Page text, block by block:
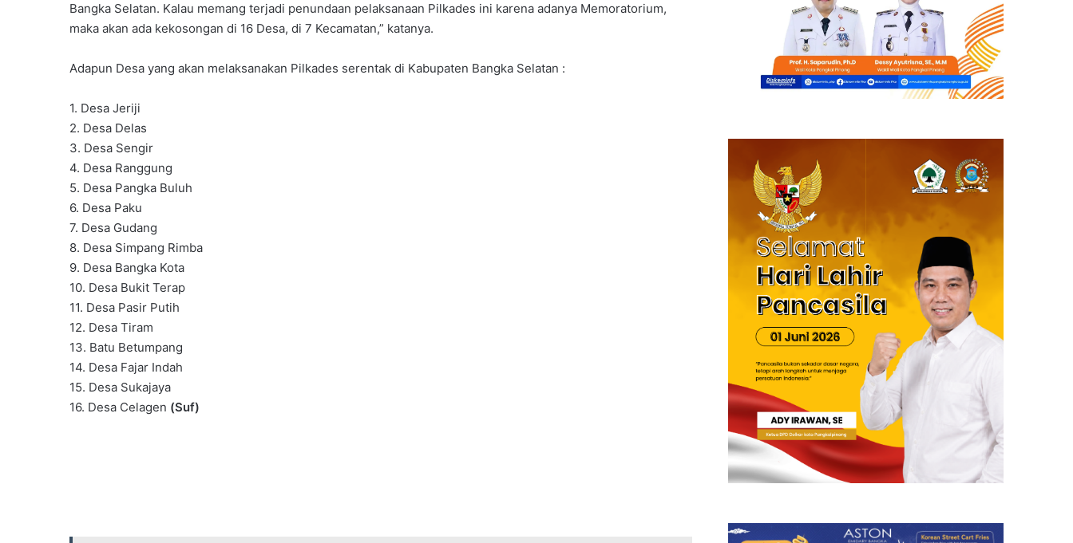
Bangka Selatan. Kalau memang terjadi penundaan pelaksanaan Pilkades ini karena adanya Memoratorium,
maka akan ada kekosongan di 16 Desa, di 7 Kecamatan,” katanya.
Adapun Desa yang akan melaksanakan Pilkades serentak di Kabupaten Bangka Selatan :
1. Desa Jeriji
2. Desa Delas
3. Desa Sengir
4. Desa Ranggung
5. Desa Pangka Buluh
6. Desa Paku
7. Desa Gudang
8. Desa Simpang Rimba
9. Desa Bangka Kota
10. Desa Bukit Terap
11. Desa Pasir Putih
12. Desa Tiram
13. Batu Betumpang
14. Desa Fajar Indah
15. Desa Sukajaya
16. Desa Celagen (Suf)